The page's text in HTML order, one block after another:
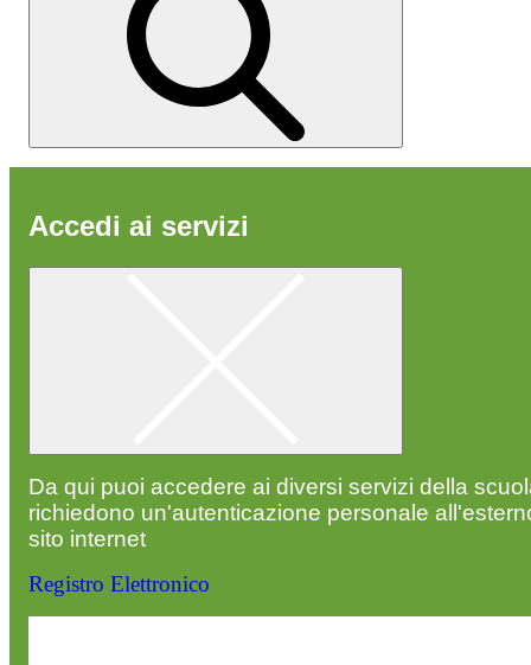
Accedi ai servizi
Da qui puoi accedere ai diversi servizi della
richiedono un'autenticazione personale
sito internet
Registro Elettronico